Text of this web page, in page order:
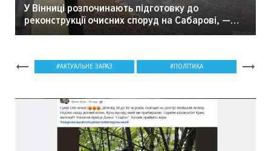
У Вінниці розпочинають підготовку до
реконструкції очисних споруд на Сабарові, —
мер Вінниці.
АКТУАЛЬНЕ ЗАРАЗ ПОЛІТИКА